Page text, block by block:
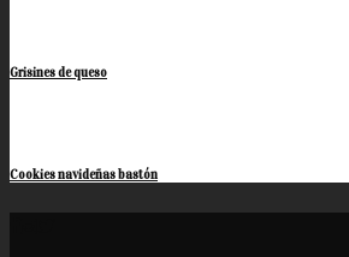
Grisines de queso
Cookies navideñas bastón